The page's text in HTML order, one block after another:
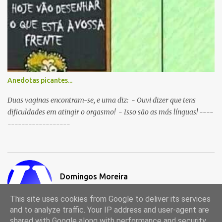
Anedotas picantes...
Duas vaginas encontram-se, e uma diz: - Ouvi dizer que tens
dificuldades em atingir o orgasmo! - Isso são as más línguas! ----
------------------
Domingos Moreira
This site uses cookies from Google to deliver its services
and to analyze traffic. Your IP address and user-agent are